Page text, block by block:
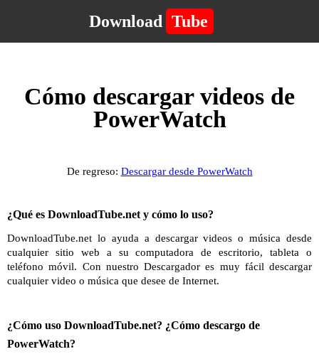
Download Tube
Cómo descargar videos de
PowerWatch
De regreso: Descargar desde PowerWatch
¿Qué es DownloadTube.net y cómo lo uso?
DownloadTube.net lo ayuda a descargar videos o música desde
cualquier sitio web a su computadora de escritorio, tableta o
teléfono móvil. Con nuestro Descargador es muy fácil descargar
cualquier video o música que desee de Internet.
¿Cómo uso DownloadTube.net? ¿Cómo descargo de
PowerWatch?